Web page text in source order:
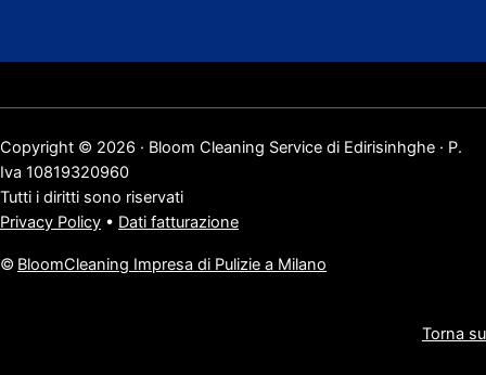
Copyright © 2026 · Bloom Cleaning Service di Edirisinhghe · P.
Iva 10819320960
Tutti i diritti sono riservati
Privacy Policy • Dati fatturazione
© BloomCleaning Impresa di Pulizie a Milano
Torna su